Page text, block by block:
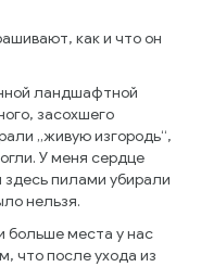
как и что он
ландшафтной
засохшего
„живую изгородь“,
У меня сердце
здесь пилами убирали
нельзя.
больше места у нас
что после ухода из